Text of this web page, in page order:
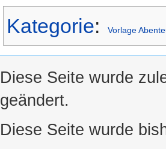
Kategorie: Vorlage
Diese Seite wurde
geändert.
Diese Seite wurde